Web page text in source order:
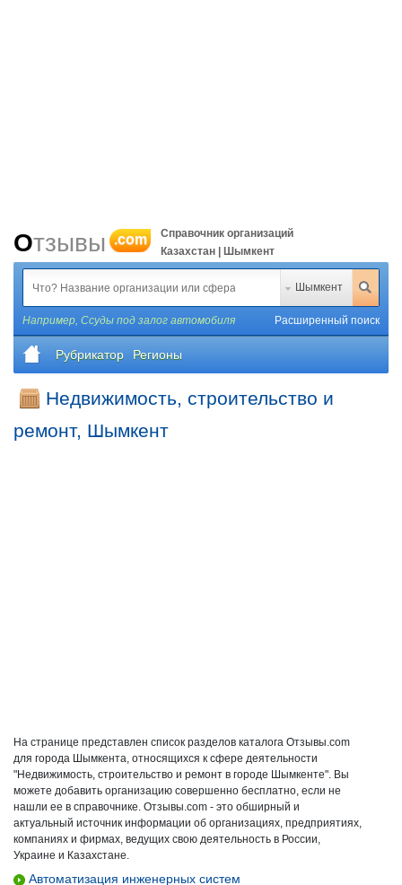
Отзывы .com
Справочник организаций
Казахстан | Шымкент
Шымкент
Например, Ссуды под залог автомобиля Расширенный поиск
Рубрикатор Регионы
Недвижимость, строительство и
ремонт, Шымкент
На странице представлен список разделов каталога Отзывы.com
для города Шымкента, относящихся к сфере деятельности
"Недвижимость, строительство и ремонт в городе Шымкенте". Вы
можете добавить организацию совершенно бесплатно, если не
нашли ее в справочнике. Отзывы.com - это обширный и
актуальный источник информации об организациях, предприятиях,
компаниях и фирмах, ведущих свою деятельность в России,
Украине и Казахстане.
Автоматизация инженерных систем